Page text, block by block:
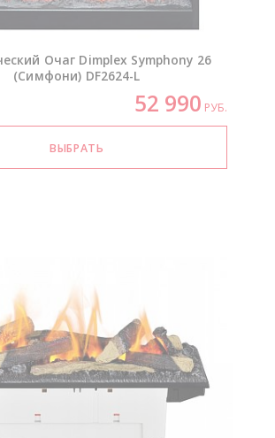
Очаг Dimplex Symphony 26
(Симфони) DF2624-L
52 990 РУБ.